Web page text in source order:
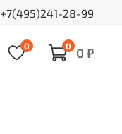
+7(495)241-28-99
0 0 0 ₽